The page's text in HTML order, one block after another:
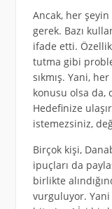
Ancak, her
gerek. Bazı
ifade etti.
tutma gibi
sıkmış. Yani,
konusu olsa da,
Hedefinize
istemezsiniz,
Birçok kişi,
ipuçları da
birlikte
vurguluyor.